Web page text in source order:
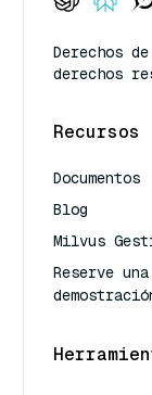
Derechos
derechos
Recursos
Documentos
Blog
Milvus
Reserve una